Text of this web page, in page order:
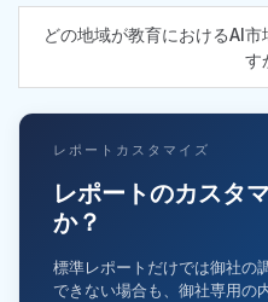
どの地域が教育におけるAI
す
レポートカスタマイズ
レポートのカスタ
か？
標準レポートだけでは御社の
できない場合も、御社専用の